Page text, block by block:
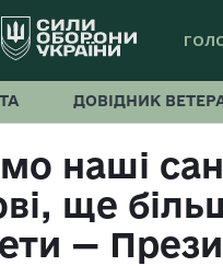
ДОВІДНИК
наші
ще
—